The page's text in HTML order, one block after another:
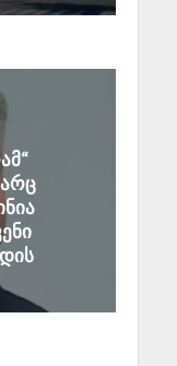
არც